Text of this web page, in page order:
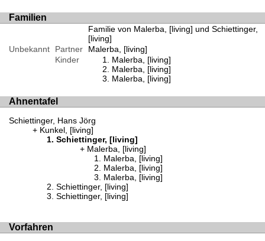
Familien
Familie von Malerba, [living] und Schiettinger,
[living]
Unbekannt
Partner
Malerba, [living]
Kinder
Malerba, [living]
Malerba, [living]
Malerba, [living]
Ahnentafel
Schiettinger, Hans Jörg
Kunkel, [living]
Schiettinger, [living]
Malerba, [living]
Malerba, [living]
Malerba, [living]
Malerba, [living]
Schiettinger, [living]
Schiettinger, [living]
Vorfahren